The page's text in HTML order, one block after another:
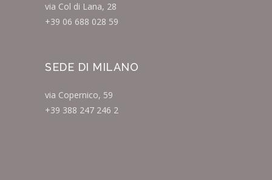
via Col di Lana, 28
+39 06 688 028 59
SEDE DI MILANO
via Copernico, 59
+39 388 247 246 2